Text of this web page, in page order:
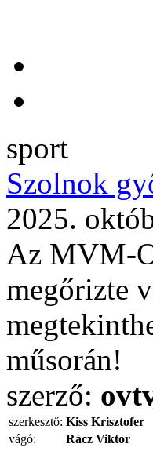
sport
Szolnok
2025.
Az MVM-
megőrizte
műsorán!
szerző:
szerkesztő: Kiss Krisztofer
vágó:
Rácz Viktor